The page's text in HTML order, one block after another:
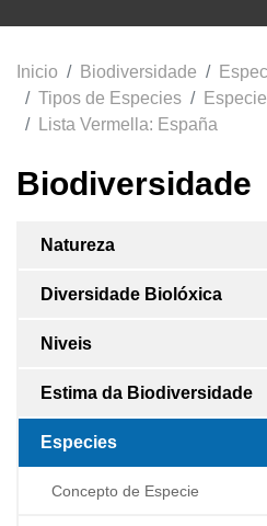
Inicio Biodiversidade
Tipos de Especies
Lista Vermella: España
Biodiversidade
Natureza
Diversidade Biolóxica
Niveis
Estima da Biodiversidade
Especies
Concepto de Especie